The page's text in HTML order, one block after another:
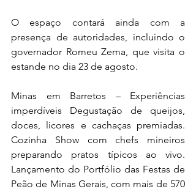
O espaço contará ainda com a
presença de autoridades, incluindo o
governador Romeu Zema, que visita o
estande no dia 23 de agosto.
Minas em Barretos – Experiências
imperdíveis Degustação de queijos,
doces, licores e cachaças premiadas.
Cozinha Show com chefs mineiros
preparando pratos típicos ao vivo.
Lançamento do Portfólio das Festas de
Peão de Minas Gerais, com mais de 570